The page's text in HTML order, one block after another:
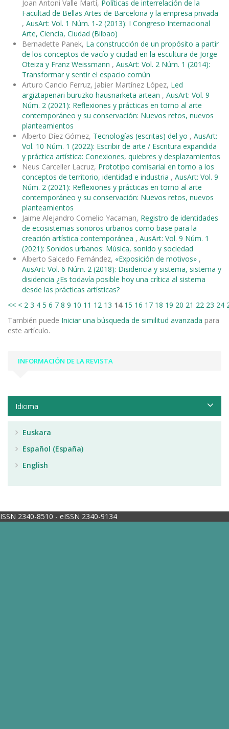
Joan Antoni Valle Martí, Políticas de interrelación de la
Facultad de Bellas Artes de Barcelona y la empresa privada
, AusArt: Vol. 1 Núm. 1-2 (2013): I Congreso Internacional
Arte, Ciencia, Ciudad (Bilbao)
Bernadette Panek, La construcción de un propósito a partir
de los conceptos de vacío y ciudad en la escultura de Jorge
Oteiza y Franz Weissmann , AusArt: Vol. 2 Núm. 1 (2014):
Transformar y sentir el espacio común
Arturo Cancio Ferruz, Jabier Martínez López, Led
argiztapenari buruzko hausnarketa artean , AusArt: Vol. 9
Núm. 2 (2021): Reflexiones y prácticas en torno al arte
contemporáneo y su conservación: Nuevos retos, nuevos
planteamientos
Alberto Díez Gómez, Tecnologías (escritas) del yo , AusArt:
Vol. 10 Núm. 1 (2022): Escribir de arte / Escritura expandida
y práctica artística: Conexiones, quiebres y desplazamientos
Neus Carceller Lacruz, Prototipo comisarial en torno a los
conceptos de territorio, identidad e industria , AusArt: Vol. 9
Núm. 2 (2021): Reflexiones y prácticas en torno al arte
contemporáneo y su conservación: Nuevos retos, nuevos
planteamientos
Jaime Alejandro Cornelio Yacaman, Registro de identidades
de ecosistemas sonoros urbanos como base para la
creación artística contemporánea , AusArt: Vol. 9 Núm. 1
(2021): Sonidos urbanos: Música, sonido y sociedad
Alberto Salcedo Fernández, «Exposición de motivos» ,
AusArt: Vol. 6 Núm. 2 (2018): Disidencia y sistema, sistema y
disidencia ¿Es todavía posible hoy una crítica al sistema
desde las prácticas artísticas?
<< < 2 3 4 5 6 7 8 9 10 11 12 13 14 15 16 17 18 19 20 21 22 23 24
También puede Iniciar una búsqueda de similitud avanzada para
este artículo.
INFORMACIÓN DE LA REVISTA
Idioma
Euskara
Español (España)
English
ISSN 2340-8510 - eISSN 2340-9134